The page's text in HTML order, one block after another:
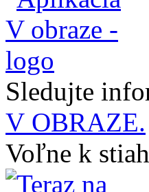
Sledujte
V OBRAZE.
Voľne k